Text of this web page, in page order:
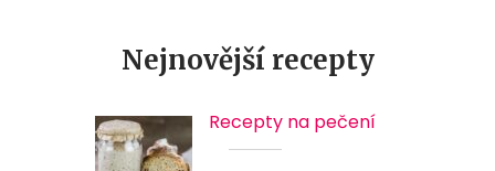
Nejnovější recepty
Recepty na pečení